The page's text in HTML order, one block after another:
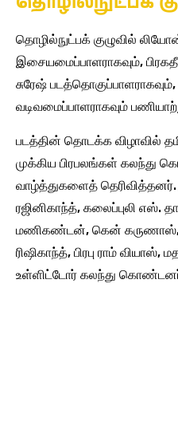
தொழில்நுட்பக் குழுவில்
இசையமைப்பாளராகவும்,
சுரேஷ்
வடிவமைப்பாளராகவும்
படத்தின் தொடக்க விழாவில்
முக்கிய பிரபலங்கள் கலந்து
வாழ்த்துகளைத்
ரஜினிகாந்த், கலைப்புலி எஸ்.
மணிகண்டன், கென் கருணாஸ்,
ரிஷிகாந்த், பிரபு ராம்
உள்ளிட்டோர் கலந்து